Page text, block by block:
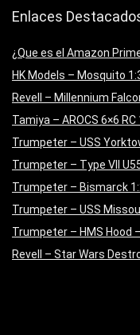
Enlaces
¿Que es el Amazon
HK Models – Mosquito
Revell – Millennium
Tamiya – AROCS 6×6 RC
Trumpeter – USS
Trumpeter – Type VII
Trumpeter – Bismarck
Trumpeter – USS
Trumpeter – HMS Hood
Revell – Star Wars